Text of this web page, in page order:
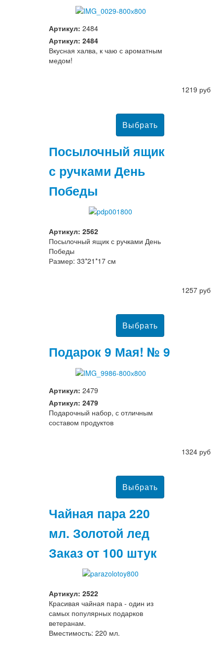
Артикул: 2484
Артикул: 2484
Вкусная халва, к чаю с ароматным
медом!
1219 руб
Посылочный ящик
с ручками День
Победы
Артикул: 2562
Посылочный ящик с ручками День
Победы
Размер: 33*21*17 см
1257 руб
Подарок 9 Мая! № 9
Артикул: 2479
Артикул: 2479
Подарочный набор, с отличным
составом продуктов
1324 руб
Чайная пара 220
мл. Золотой лед
Заказ от 100 штук
Артикул: 2522
Красивая чайная пара - один из
самых популярных подарков
ветеранам.
Вместимость: 220 мл.